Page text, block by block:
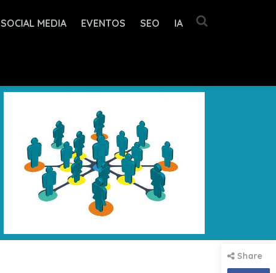
SOCIAL MEDIA EVENTOS SEO IA
Share